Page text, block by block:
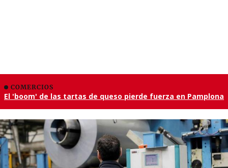
COMERCIOS
El 'boom' de las tartas de queso pierde fuerza en Pamplona